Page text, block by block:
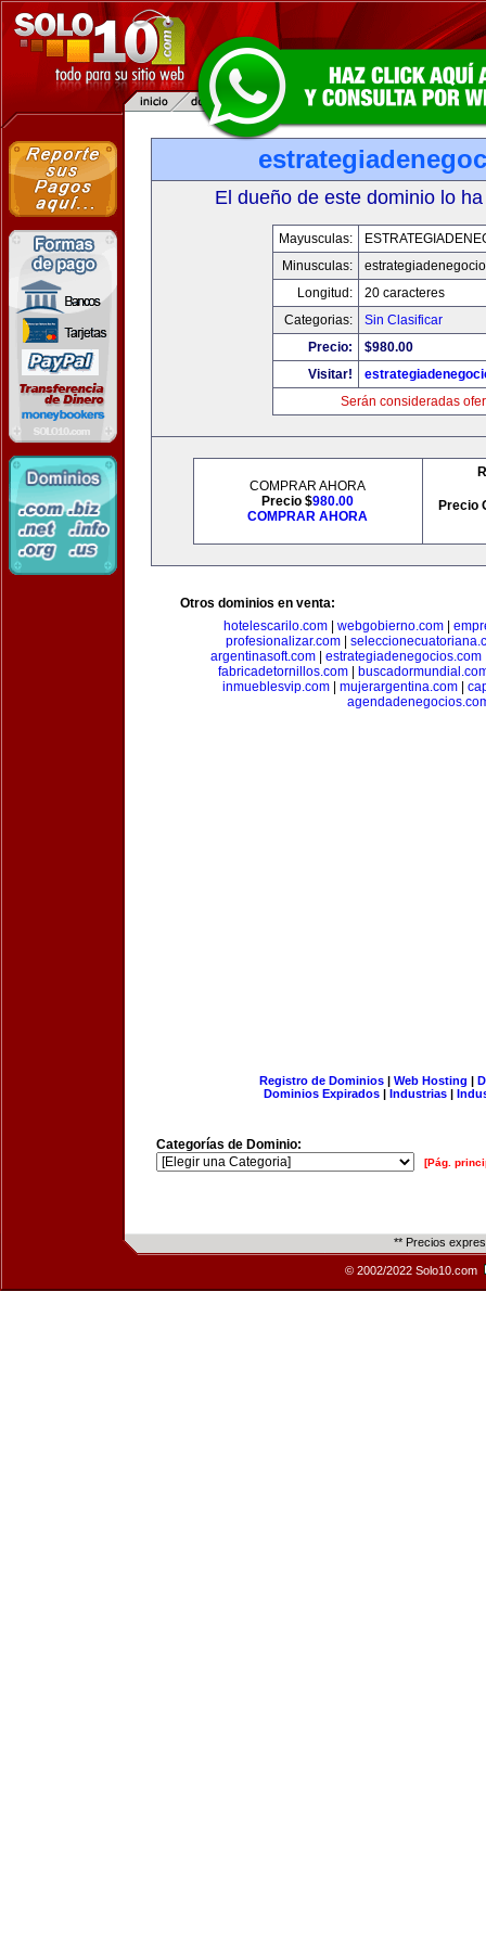
El dueño de este dominio lo
Mayusculas:
Minusculas:
Longitud:
20 caracteres
Categorias:
Sin Clasificar
Precio:
$980.00
Visitar!
Serán consideradas
COMPRAR AHORA
Precio $980.00
COMPRAR AHORA
Precio
Otros dominios en venta:
hotelescarilo.com
webgobierno.com
profesionalizar.com|
argentinasoft.com| estrategiadenegocios.com
fabricadetornillos.com
inmueblesvip.com
mujerargentina.com
Registro de Dominios| Web Hosting |
Dominios Expirados | Industrias |
Categorías de Dominio:
[Pág.
** Precios
© 2002/2022 Solo10.com